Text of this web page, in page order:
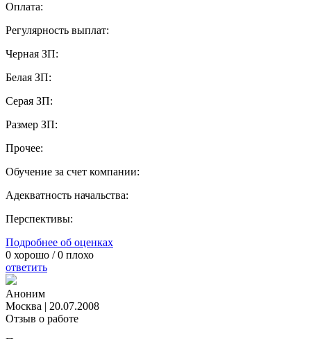
Оплата:
Регулярность выплат:
Черная ЗП:
Белая ЗП:
Серая ЗП:
Размер ЗП:
Прочее:
Обучение за счет компании:
Адекватность начальства:
Перспективы:
Подробнее об оценках
0 хорошо /0 плохо
ответить
Аноним
Москва | 20.07.2008
Отзыв о работе